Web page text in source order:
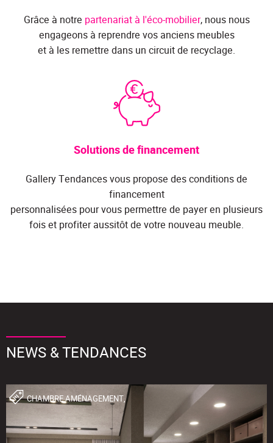
Grâce à notre partenariat à l'éco-mobilier, nous nous
engageons à reprendre vos anciens meubles
et à les remettre dans un circuit de recyclage.
Solutions de financement
Gallery Tendances vous propose des conditions de
financement
personnalisées pour vous permettre de payer en plusieurs
fois et profiter aussitôt de votre nouveau meuble.
NEWS & TENDANCES
CHAMBRE,AMÉNAGEMENT,